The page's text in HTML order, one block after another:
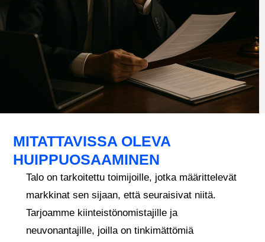
MITATTAVISSA OLEVA
HUIPPUOSAAMINEN
Talo on tarkoitettu toimijoille, jotka määrittelevät
markkinat sen sijaan, että seuraisivat niitä.
Tarjoamme kiinteistönomistajille ja
neuvonantajille, joilla on tinkimättömiä